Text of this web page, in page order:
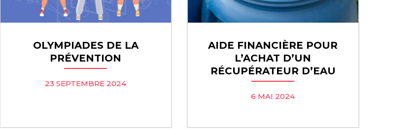
OLYMPIADES DE LA
PRÉVENTION
23 SEPTEMBRE 2024
AIDE FINANCIÈRE POUR
L’ACHAT D’UN
RÉCUPÉRATEUR D’EAU
6 MAI 2024